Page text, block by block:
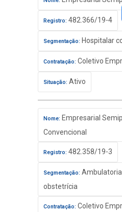
Registro: 482.366/19-4
Segmentação: Hospitalar
Contratação: Coletivo
Situação: Ativo
Nome: Empresarial
Convencional
Registro: 482.358/19-3
Segmentação:
obstetrícia
Contratação: Coletivo